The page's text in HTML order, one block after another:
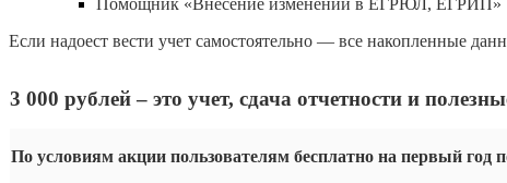
Помощник «Внесение изменений в ЕГРЮЛ, ЕГРИП»
Если надоест вести учет самостоятельно — все накопленные
3 000 рублей – это учет, сдача отчетности и
По условиям акции пользователям бесплатно на первый